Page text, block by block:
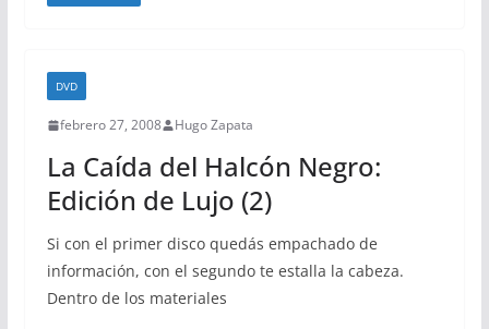
DVD
febrero 27, 2008 Hugo Zapata
La Caída del Halcón Negro:
Edición de Lujo (2)
Si con el primer disco quedás empachado de
información, con el segundo te estalla la cabeza.
Dentro de los materiales